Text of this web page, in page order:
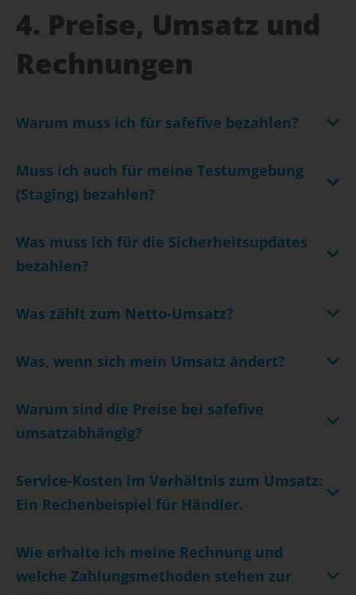
4. Preise, Umsatz und
Rechnungen
Warum muss ich für safefive bezahlen?
Muss ich auch für meine Testumgebung
(Staging) bezahlen?
Was muss ich für die Sicherheitsupdates
bezahlen?
Was zählt zum Netto-Umsatz?
Was, wenn sich mein Umsatz ändert?
Warum sind die Preise bei safefive
umsatzabhängig?
Service-Kosten im Verhältnis zum Umsatz:
Ein Rechenbeispiel für Händler.
Wie erhalte ich meine Rechnung und
welche Zahlungsmethoden stehen zur